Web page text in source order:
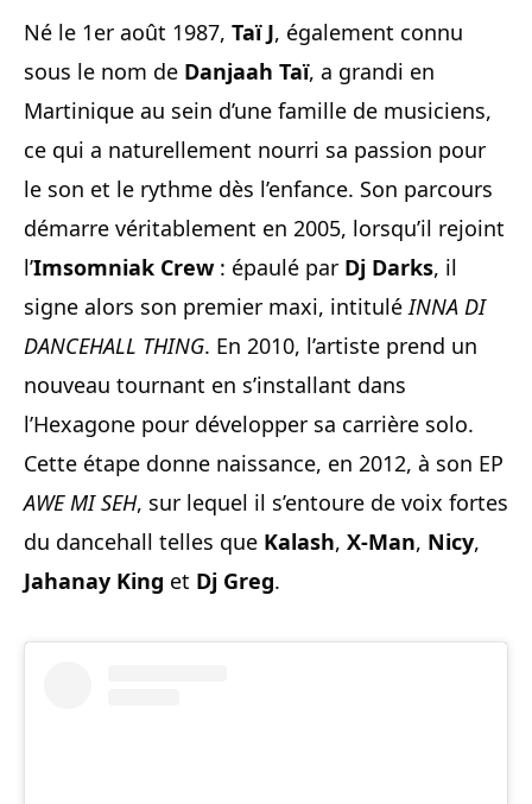
Né le 1er août 1987, Taï J, également connu
sous le nom de Danjaah Taï, a grandi en
Martinique au sein d’une famille de musiciens,
ce qui a naturellement nourri sa passion pour
le son et le rythme dès l’enfance. Son parcours
démarre véritablement en 2005, lorsqu’il rejoint
l’Imsomniak Crew: épaulé par Dj Darks, il
signe alors son premier maxi, intituléINNA DI
DANCEHALL THING. En 2010, l’artiste prend un
nouveau tournant en s’installant dans
l’Hexagone pour développer sa carrière solo.
Cette étape donne naissance, en 2012, à son EP
AWE MI SEH, sur lequel il s’entoure de voix fortes
du dancehall telles que Kalash, X-Man, Nicy,
Jahanay King et Dj Greg.